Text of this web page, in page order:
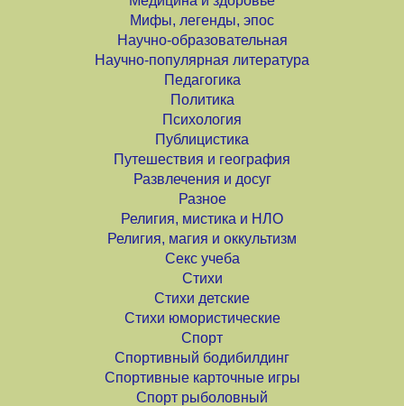
Мифы, легенды, эпос
Научно-образовательная
Научно-популярная литература
Педагогика
Политика
Психология
Публицистика
Путешествия и география
Развлечения и досуг
Разное
Религия, мистика и НЛО
Религия, магия и оккультизм
Секс учеба
Стихи
Стихи детские
Стихи юмористические
Спорт
Спортивный бодибилдинг
Спортивные карточные игры
Спорт рыболовный